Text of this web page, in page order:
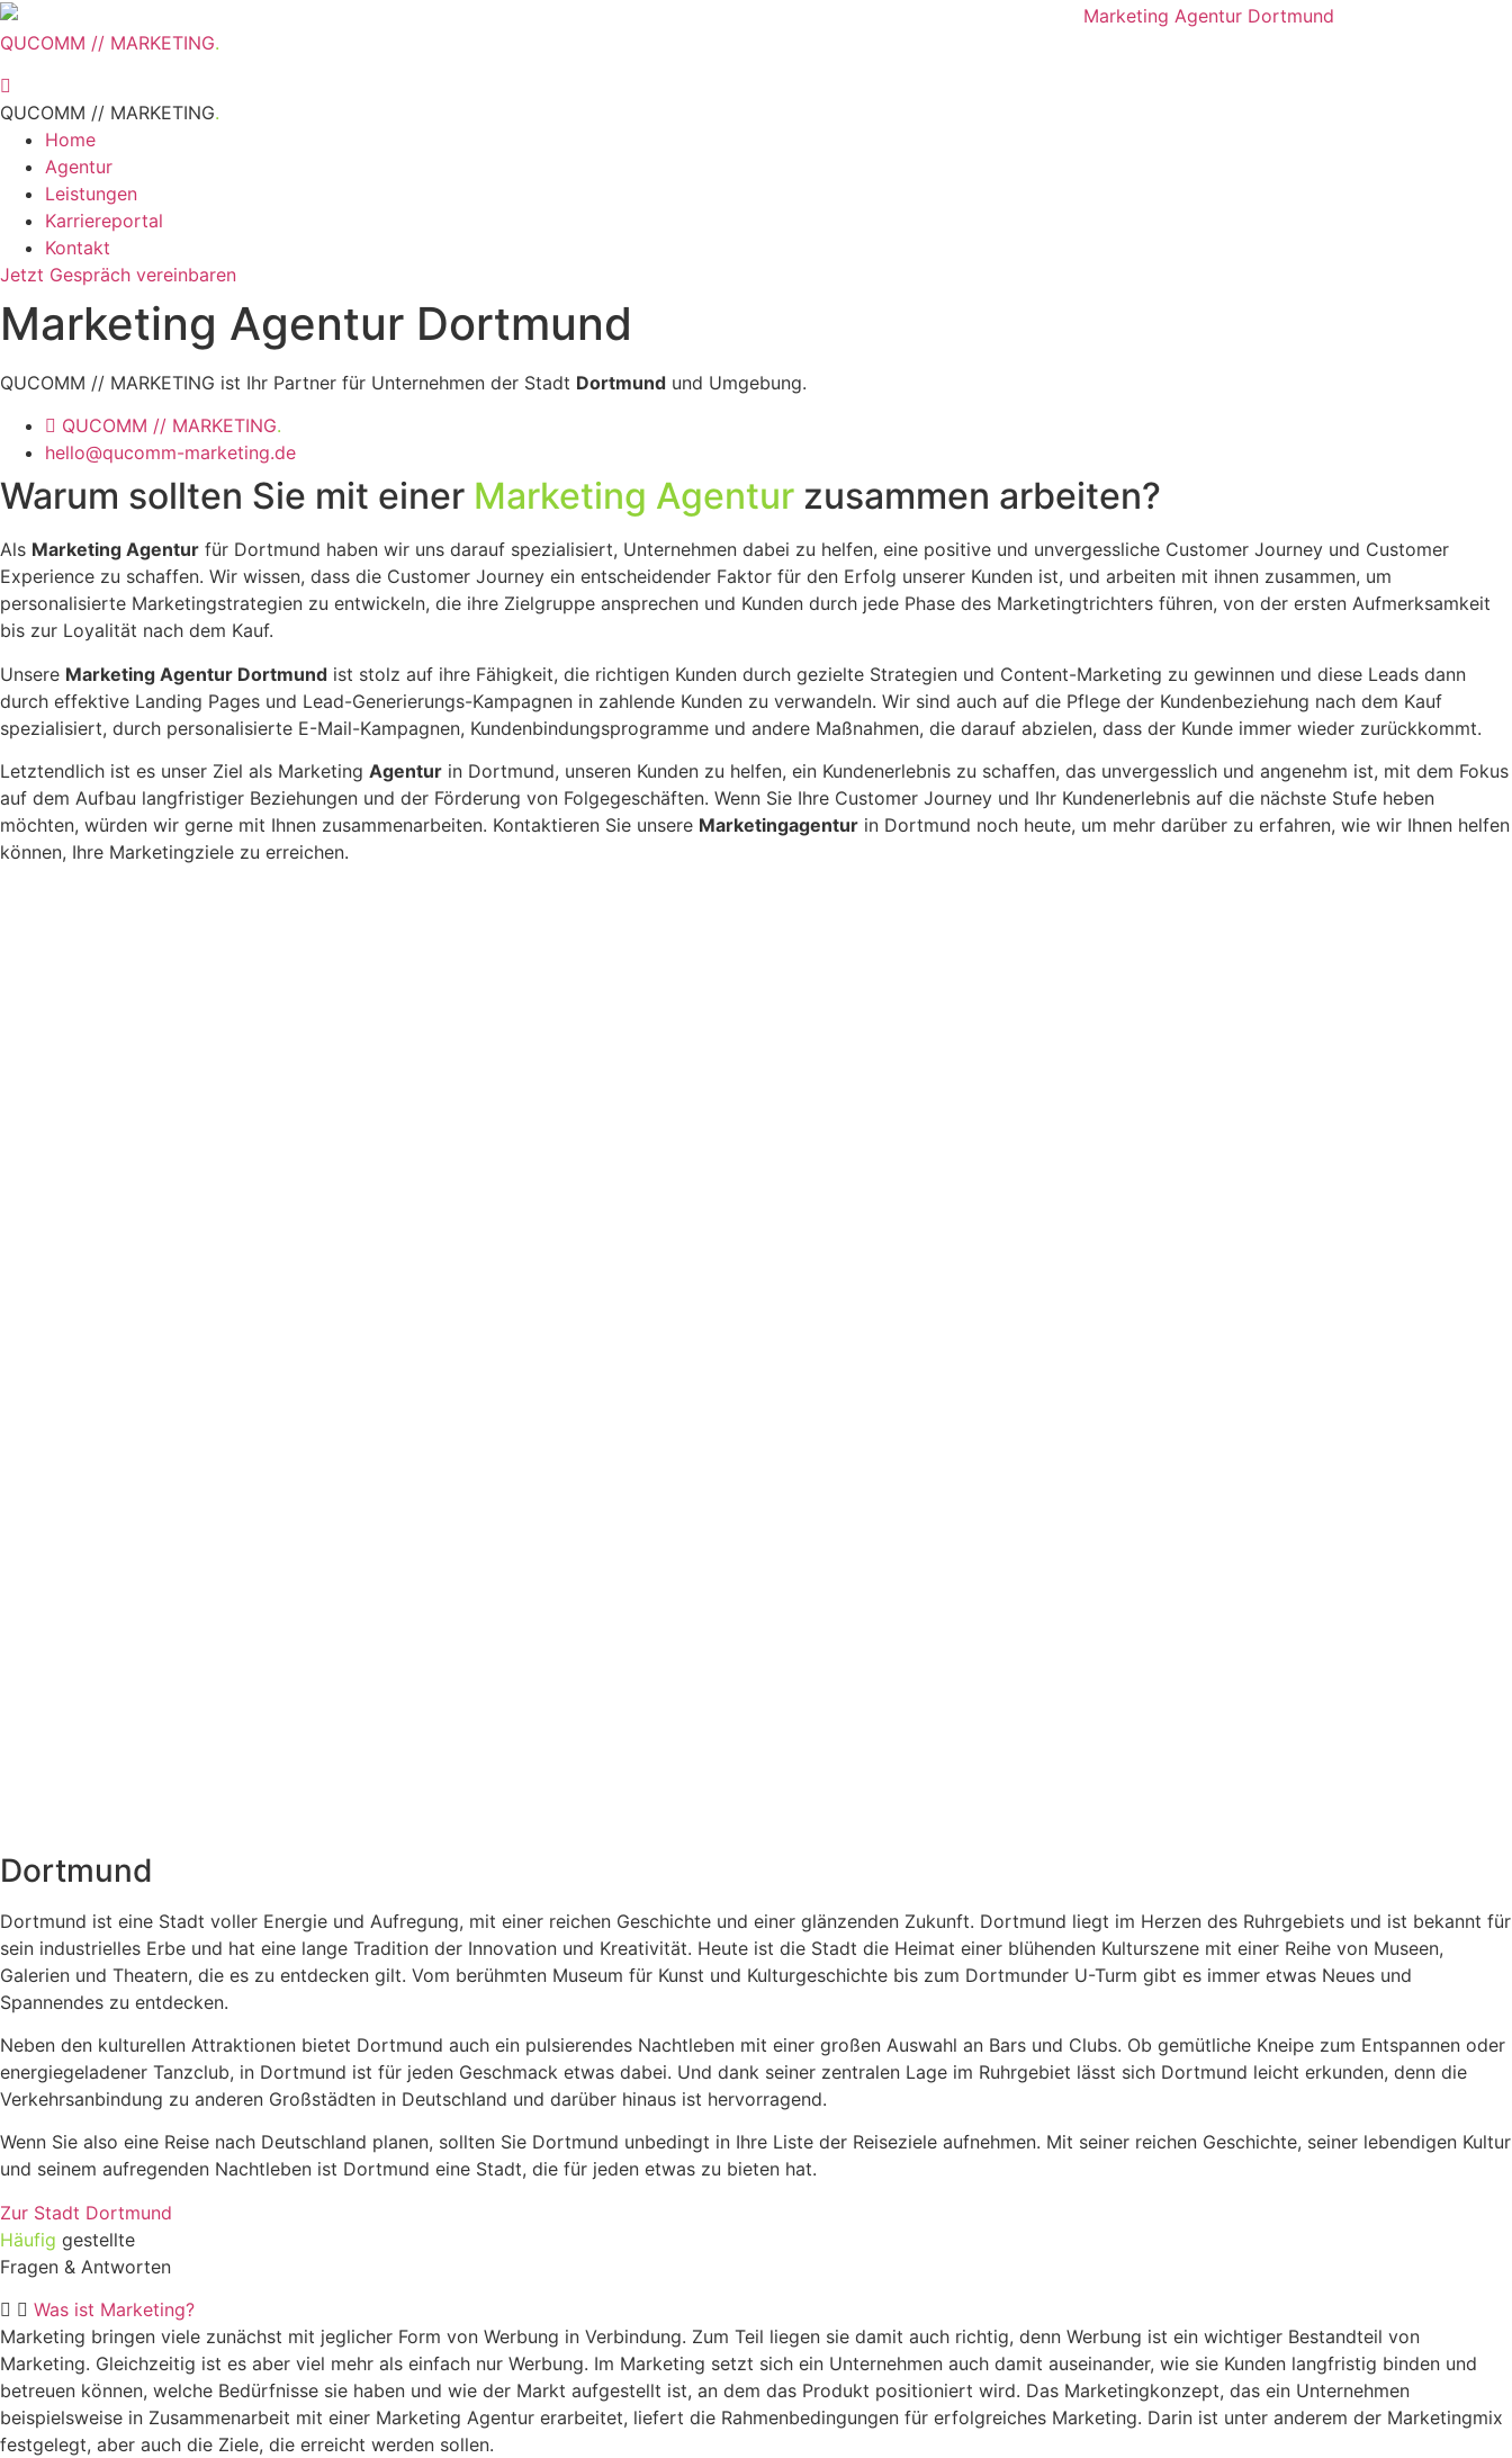
QUCOMM // MARKETING.
QUCOMM // MARKETING.
Home
Agentur
Leistungen
Karriereportal
Kontakt
Jetzt Gespräch vereinbaren
Marketing Agentur Dortmund
QUCOMM // MARKETING ist Ihr Partner für Unternehmen der Stadt Dortmund und Umgebung.
QUCOMM // MARKETING.
hello@qucomm-marketing.de
Warum sollten Sie mit einer Marketing Agentur zusammen arbeiten?
Als Marketing Agentur für Dortmund haben wir uns darauf spezialisiert, Unternehmen dabei zu helfen, eine positive und unvergessliche Customer Journey und Customer
Experience zu schaffen. Wir wissen, dass die Customer Journey ein entscheidender Faktor für den Erfolg unserer Kunden ist, und arbeiten mit ihnen zusammen, um
personalisierte Marketingstrategien zu entwickeln, die ihre Zielgruppe ansprechen und Kunden durch jede Phase des Marketingtrichters führen, von der ersten Aufmerksamkeit
bis zur Loyalität nach dem Kauf.
Unsere Marketing Agentur Dortmund ist stolz auf ihre Fähigkeit, die richtigen Kunden durch gezielte Strategien und Content-Marketing zu gewinnen und diese Leads dann
durch effektive Landing Pages und Lead-Generierungs-Kampagnen in zahlende Kunden zu verwandeln. Wir sind auch auf die Pflege der Kundenbeziehung nach dem Kauf
spezialisiert, durch personalisierte E-Mail-Kampagnen, Kundenbindungsprogramme und andere Maßnahmen, die darauf abzielen, dass der Kunde immer wieder zurückkommt.
Letztendlich ist es unser Ziel als Marketing Agentur in Dortmund, unseren Kunden zu helfen, ein Kundenerlebnis zu schaffen, das unvergesslich und angenehm ist, mit dem Fokus
auf dem Aufbau langfristiger Beziehungen und der Förderung von Folgegeschäften. Wenn Sie Ihre Customer Journey und Ihr Kundenerlebnis auf die nächste Stufe heben
möchten, würden wir gerne mit Ihnen zusammenarbeiten. Kontaktieren Sie unsere Marketingagentur in Dortmund noch heute, um mehr darüber zu erfahren, wie wir Ihnen helfen
können, Ihre Marketingziele zu erreichen.
Dortmund
Dortmund ist eine Stadt voller Energie und Aufregung, mit einer reichen Geschichte und einer glänzenden Zukunft. Dortmund liegt im Herzen des Ruhrgebiets und ist bekannt für
sein industrielles Erbe und hat eine lange Tradition der Innovation und Kreativität. Heute ist die Stadt die Heimat einer blühenden Kulturszene mit einer Reihe von Museen,
Galerien und Theatern, die es zu entdecken gilt. Vom berühmten Museum für Kunst und Kulturgeschichte bis zum Dortmunder U-Turm gibt es immer etwas Neues und
Spannendes zu entdecken.
Neben den kulturellen Attraktionen bietet Dortmund auch ein pulsierendes Nachtleben mit einer großen Auswahl an Bars und Clubs. Ob gemütliche Kneipe zum Entspannen oder
energiegeladener Tanzclub, in Dortmund ist für jeden Geschmack etwas dabei. Und dank seiner zentralen Lage im Ruhrgebiet lässt sich Dortmund leicht erkunden, denn die
Verkehrsanbindung zu anderen Großstädten in Deutschland und darüber hinaus ist hervorragend.
Wenn Sie also eine Reise nach Deutschland planen, sollten Sie Dortmund unbedingt in Ihre Liste der Reiseziele aufnehmen. Mit seiner reichen Geschichte, seiner lebendigen Kultur
und seinem aufregenden Nachtleben ist Dortmund eine Stadt, die für jeden etwas zu bieten hat.
Zur Stadt Dortmund
Häufig gestellte
Fragen & Antworten
Was ist Marketing?
Marketing bringen viele zunächst mit jeglicher Form von Werbung in Verbindung. Zum Teil liegen sie damit auch richtig, denn Werbung ist ein wichtiger Bestandteil von
Marketing. Gleichzeitig ist es aber viel mehr als einfach nur Werbung. Im Marketing setzt sich ein Unternehmen auch damit auseinander, wie sie Kunden langfristig binden und
betreuen können, welche Bedürfnisse sie haben und wie der Markt aufgestellt ist, an dem das Produkt positioniert wird. Das Marketingkonzept, das ein Unternehmen
beispielsweise in Zusammenarbeit mit einer Marketing Agentur erarbeitet, liefert die Rahmenbedingungen für erfolgreiches Marketing. Darin ist unter anderem der Marketingmix
festgelegt, aber auch die Ziele, die erreicht werden sollen.